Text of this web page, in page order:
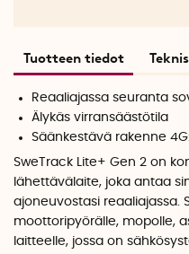
Tuotteen tiedot
Reaaliajassa seuranta
Älykäs virransäästötila
Säänkestävä rakenne
SweTrack Lite+ Gen 2 on
lähettävälaite, joka antaa
ajoneuvostasi reaaliajassa.
moottoripyörälle, mopolle,
laitteelle, jossa on